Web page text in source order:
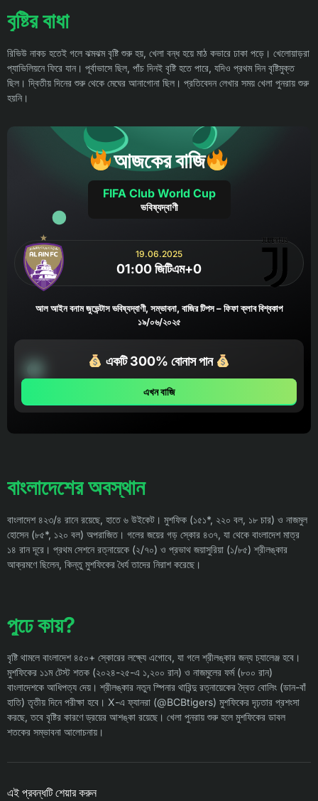
বৃষ্টির বাধা
রিভিউ নাকচ হতেই গলে ঝমঝম বৃষ্টি শুরু হয়, খেলা বন্ধ হয়ে মাঠ কভারে ঢাকা পড়ে। খেলোয়াড়রা
প্যাভিলিয়নে ফিরে যান। পূর্বাভাসে ছিল, পাঁচ দিনই বৃষ্টি হতে পারে, যদিও প্রথম দিন বৃষ্টিমুক্ত
ছিল। দ্বিতীয় দিনের শুরু থেকে মেঘের আনাগোনা ছিল। প্রতিবেদন লেখার সময় খেলা পুনরায় শুরু
হয়নি।
আজকের বাজি
FIFA Club World Cup
ভবিষ্যদ্বাণী
19.06.2025
01:00 জিটিএম+0
আল আইন বনাম জুভেন্টাস ভবিষ্যদ্বাণী, সম্ভাবনা, বাজির টিপস – ফিফা ক্লাব বিশ্বকাপ
১৯/০৬/২০২৫
একটি 300% বোনাস পান
এখন বাজি
বাংলাদেশের অবস্থান
বাংলাদেশ ৪২৩/৪ রানে রয়েছে, হাতে ৬ উইকেট। মুশফিক (১৫১*, ২২০ বল, ১৮ চার) ও নাজমুল
হোসেন (৮৫*, ১২০ বল) অপরাজিত। গলের জয়ের গড় স্কোর ৪৩৭, যা থেকে বাংলাদেশ মাত্র
১৪ রান দূরে। প্রথম সেশনে রত্নায়েকে (২/৭০) ও প্রভাথ জয়াসুরিয়া (১/৮৫) শ্রীলঙ্কার
আক্রমণে ছিলেন, কিন্তু মুশফিকের ধৈর্য তাদের নিরাশ করেছে।
পুঢে কায়?
বৃষ্টি থামলে বাংলাদেশ ৪৫০+ স্কোরের লক্ষ্যে এগোবে, যা গলে শ্রীলঙ্কার জন্য চ্যালেঞ্জ হবে।
মুশফিকের ১১ম টেস্ট শতক (২০২৪-২৫-এ ১,২০০ রান) ও নাজমুলের ফর্ম (৮০০ রান)
বাংলাদেশকে আধিপত্য দেয়। শ্রীলঙ্কার নতুন স্পিনার থারিন্দু রত্নায়েকের দ্বৈত বোলিং (ডান-বাঁ
হাতি) তৃতীয় দিনে পরীক্ষা হবে। X-এ ফ্যানরা (@BCBtigers) মুশফিকের দৃঢ়তার প্রশংসা
করছে, তবে বৃষ্টির কারণে ড্রয়ের আশঙ্কা রয়েছে। খেলা পুনরায় শুরু হলে মুশফিকের ডাবল
শতকের সম্ভাবনা আলোচনায়।
এই প্রবন্ধটি শেয়ার করুন